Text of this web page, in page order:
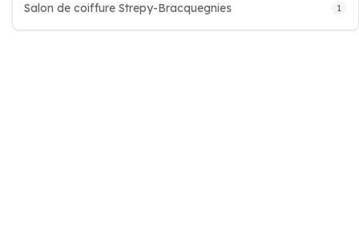
Salon de coiffure Strepy-Bracquegnies 1